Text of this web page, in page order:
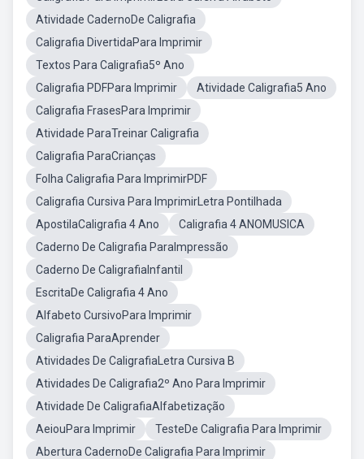
Atividade CadernoDe Caligrafia
Caligrafia DivertidaPara Imprimir
Textos Para Caligrafia5º Ano
Caligrafia PDFPara Imprimir
Atividade Caligrafia5 Ano
Caligrafia FrasesPara Imprimir
Atividade ParaTreinar Caligrafia
Caligrafia ParaCrianças
Folha Caligrafia Para ImprimirPDF
Caligrafia Cursiva Para ImprimirLetra Pontilhada
ApostilaCaligrafia 4 Ano
Caligrafia 4 ANOMUSICA
Caderno De Caligrafia ParaImpressão
Caderno De CaligrafiaInfantil
EscritaDe Caligrafia 4 Ano
Alfabeto CursivoPara Imprimir
Caligrafia ParaAprender
Atividades De CaligrafiaLetra Cursiva B
Atividades De Caligrafia2º Ano Para Imprimir
Atividade De CaligrafiaAlfabetização
AeiouPara Imprimir
TesteDe Caligrafia Para Imprimir
Abertura CadernoDe Caligrafia Para Imprimir